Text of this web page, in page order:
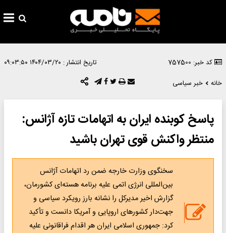
کد خبر: 757500 تاریخ انتشار : ۱۴۰۴/۰۳/۲۰ ۰۹:۰۳:۵۰
خانه
خبر سیاسی
پاسخ کوبنده ایران به اتهامات تازه آژانس:
منتظر واکنش قوی تهران باشید
سخنگوی وزارت خارجه ضمن رد اتهامات آژانس
بین‌المللی انرژی اتمی علیه برنامه هسته‌ای کشورمان،
گزارش اخیر مدیرکل را نشانه بارز رویکرد سیاسی و
جهت‌دار کشورهای اروپایی و آمریکا دانست و تأکید
کرد: جمهوری اسلامی ایران هر اقدام فراقانونی علیه